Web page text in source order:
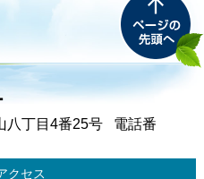
八丁目4番25号
電話番
クセス